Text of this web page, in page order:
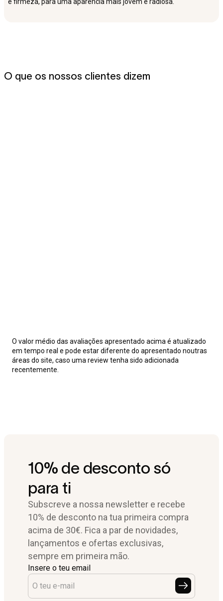
O que os nossos clientes dizem
O valor médio das avaliações apresentado acima é atualizado
em tempo real e pode estar diferente do apresentado noutras
áreas do site, caso uma review tenha sido adicionada
recentemente.
10% de desconto só
para ti
Subscreve a nossa newsletter e recebe
10% de desconto na tua primeira compra
acima de 30€. Fica a par de novidades,
lançamentos e ofertas exclusivas,
sempre em primeira mão.
Insere o teu email